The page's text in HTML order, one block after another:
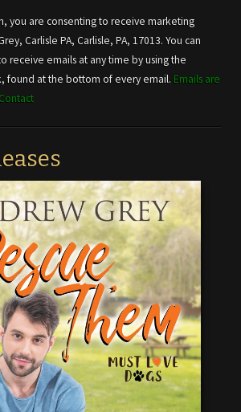
you are consenting to receive marketing
Carlisle PA, Carlisle, PA, 17013. You can
receive emails at any time by using the
found at the bottom of every email. Emails are